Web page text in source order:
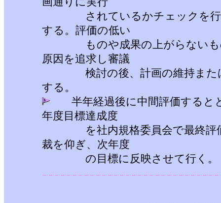
されているかチェックを行
する。評価の低い
ものや成果の上がらないも
原因を追求し審議
検討の後、計画の維持または
する。
半年経過後に中間評価すると
年度目標達成度
を社内規格委員会で最終評価
裁を仰ぎ、次年度
の目標に反映させて行く。